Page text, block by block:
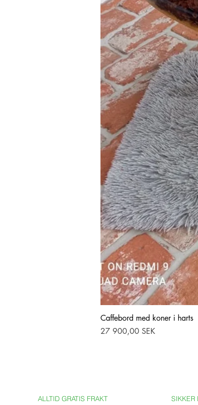
Caffebord med koner i harts
Pris
27 900,00 SEK
ALLTID GRATIS FRAKT SIKKER